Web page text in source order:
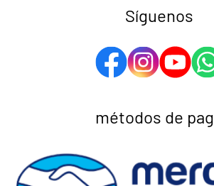
Síguenos
métodos de